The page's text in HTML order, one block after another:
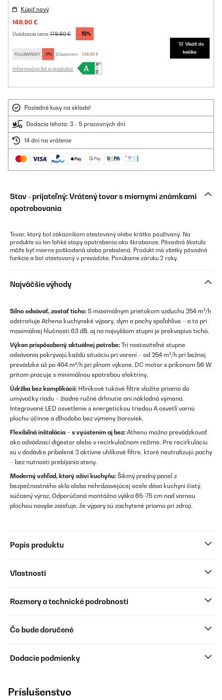
Kúpiť nový
149,90 €
Uvádzacia cena:179,90 € -16%
FULLSWING17 -17% S kupónom: 124,42 €
Informačný list o produkte
Vložiť do
košíka
Posledné kusy na sklade!
Dodacia lehota: 3 - 5 pracovných dní
14 dní na vrátenie
Stav - prijateľný: Vrátený tovar s miernymi známkami
opotrebovania
Tovar, ktorý bol zákazníkom otestovaný alebo krátko používaný. Na
produkte sú len ľahké stopy opotrebenia ako škrabance. Pôvodná škatuľa
môže byť mierne poškodená alebo prebalená. Produkt má všetky pôvodné
funkcie a bol otestovaný v prevádzke. Ponúkame záruku 2 roky.
Najväčšie výhody
Silno odsávať, zostať ticho: S maximálnym prietokom vzduchu 254 m³/h
odstraňuje Athena kuchynské výpary, dym a pachy spoľahlivo – a to pri
maximálnej hlučnosti 63 dB, aj na najvyššom stupni je prekvapivo tichá.
Výkon prispôsobený aktuálnej potrebe: Tri nastaviteľné stupne
odsávania pokrývajú každú situáciu pri varení – od 254 m³/h pri bežnej
prevádzke až po 404 m³/h pri plnom výkone. DC motor s príkonom 56 W
pritom pracuje s minimálnou spotrebou elektriny.
Údržba bez komplikácií: Hliníkové tukové filtre vložíte priamo do
umývačky riadu – žiadne ručné drhnutie ani nákladná výmena.
Integrované LED osvetlenie s energetickou triedou A osvetlí varnú
plochu účinne a dlhodobo bez výmeny žiaroviek.
Flexibilná inštalácia – s vyústením aj bez: Athenu možno prevádzkovať
ako odvádzací digestor alebo v recirkulačnom režime. Pre recirkuláciu
sú v dodávke pribalené 2 aktívne uhlíkové filtre, ktoré neutralizujú pachy
– bez nutnosti prebíjania steny.
Moderný vzhľad, ktorý oživí kuchyňu: Šikmý predný panel z
bezpečnostného skla alebo nehrdzavejúcej ocele dáva kuchyni čistý,
súčasný výraz. Odporúčaná montážna výška 65–75 cm nad varnou
plochou navyše zaisťuje, že výpary sú zachytené priamo pri zdroji.
Popis produktu
Vlastnosti
Rozmery a technické podrobnosti
Čo bude doručené
Dodacie podmienky
Príslušenstvo